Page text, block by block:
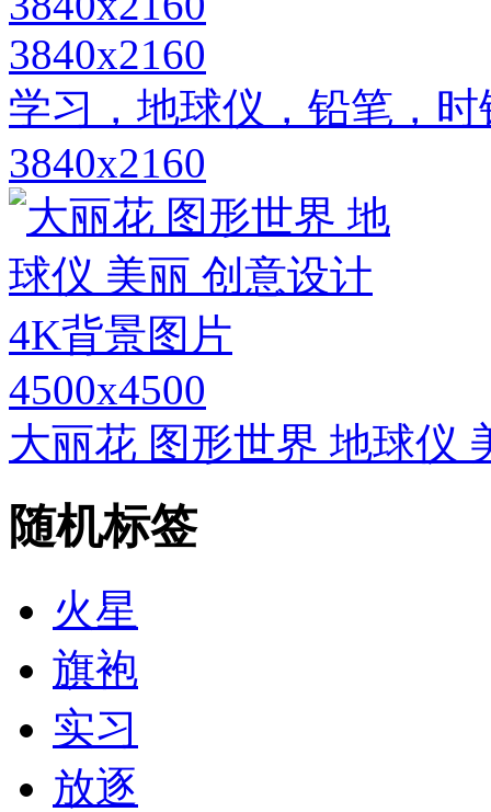
3840x2160
学习，地球仪，铅笔，
3840x2160
4500x4500
大丽花 图形世界 地球仪
随机标签
火星
旗袍
实习
放逐